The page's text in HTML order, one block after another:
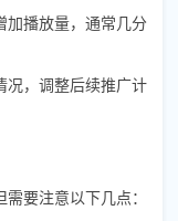
加播放量，通常几分
况，调整后续推广计
要注意以下几点：